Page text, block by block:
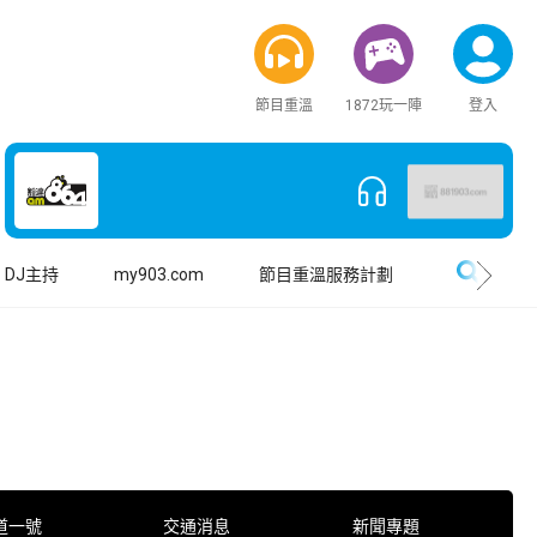
節目重溫 1872玩一陣 登入
DJ主持 my903.com 節目重溫服務計劃
一號 交通消息 新聞專題